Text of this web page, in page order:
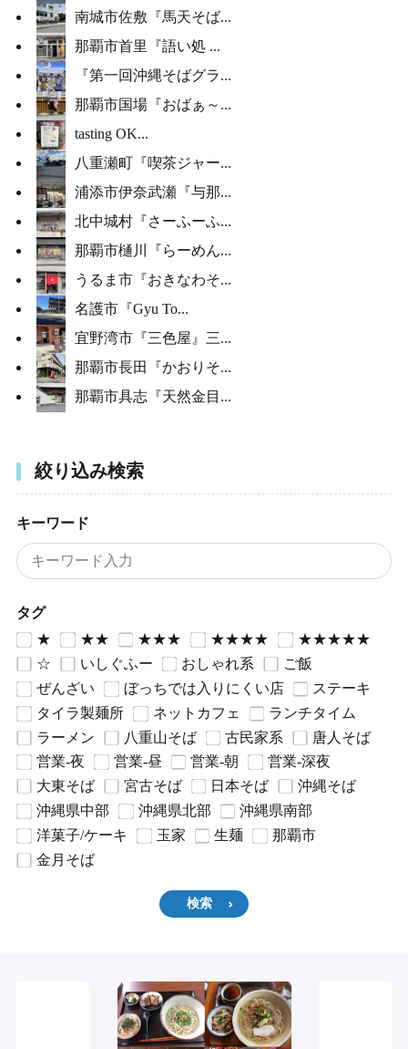
南城市佐敷『馬天そば...
那覇市首里『語い処 ...
『第一回沖縄そばグラ...
那覇市国場『おばぁ～...
tasting OK...
八重瀬町『喫茶ジャー...
浦添市伊奈武瀬『与那...
北中城村『さーふーふ...
那覇市樋川『らーめん...
うるま市『おきなわそ...
名護市『Gyu To...
宜野湾市『三色屋』三...
那覇市長田『かおりそ...
那覇市具志『天然金目...
絞り込み検索
キーワード
タグ
★ ★★ ★★★ ★★★★
★★★★★
☆
いしぐふー おしゃれ系
ご飯
ぜんざい
ぼっちでは入りにくい店
ステーキ
タイラ製麺所
ネットカフェ
ランチタイム
ラーメン
八重山そば 古民家系
唐人そば
営業-夜
営業-昼 営業-朝
営業-深夜
大東そば
宮古そば 日本そば
沖縄そば
沖縄県中部
沖縄県北部
沖縄県南部
洋菓子/ケーキ
玉家 生麺
那覇市
金月そば
検索